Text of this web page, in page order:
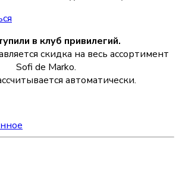
в клуб привилегий.
скидка на весь ассортимент
Sofi de Marko.
автоматически.